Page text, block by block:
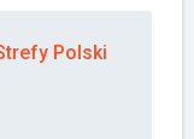
Polski